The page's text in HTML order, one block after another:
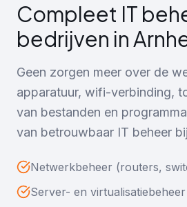
Compleet IT
bedrijven in
Geen zorgen meer over de
apparatuur, wifi-verbinding,
van bestanden en
van betrouwbaar IT beheer
Netwerkbeheer (routers,
Server- en virtualisatiebeheer